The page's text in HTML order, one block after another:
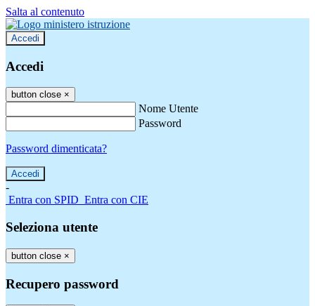
Salta al contenuto
Accedi
Accedi
button close ×
Nome Utente
Password
Password dimenticata?
-
Entra con SPID Entra con CIE
Seleziona utente
button close ×
Recupero password